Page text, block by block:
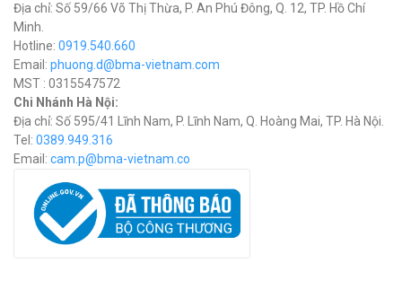
Địa chỉ: Số 59/66 Võ Thị Thừa, P. An Phú Đông, Q. 12, TP. Hồ Chí
Minh.
Hotline: 0919.540.660
Email: phuong.d@bma-vietnam.com
MST : 0315547572
Chi Nhánh Hà Nội:
Địa chỉ: Số 595/41 Lĩnh Nam, P. Lĩnh Nam, Q. Hoàng Mai, TP. Hà Nội.
Tel: 0389.949.316
Email: cam.p@bma-vietnam.co